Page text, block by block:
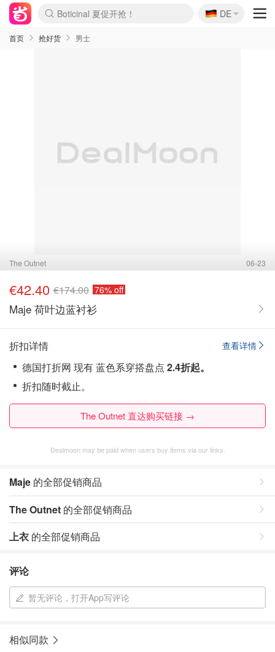
Boticinal 夏促开抢！
4折！lulu周四疯狂上新
还没结束！&OtherStories大促
Joybuy变相75折 随时失效
速领！Stanley独家85折
疑似霸哥！Camper额外叠85折
Zalando 奥莱闪促！每日更新
Moncler反季囤！5折起+叠9折
Coach Brooklyn仅€192
🇩🇪
DE
首页 抢好货 男士
The Outnet 06-23
€42.40 €174.00 76% off
Maje 荷叶边蓝衬衫
查看详情
折扣详情
德国打折网 现有 蓝色系穿搭盘点 2.4折起。
折扣随时截止。
The Outnet 直达购买链接 →
Dealmoon may be paid when users buy items via our links.
Maje 的全部促销商品
The Outnet 的全部促销商品
上衣 的全部促销商品
评论
暂无评论，打开App写评论
相似同款